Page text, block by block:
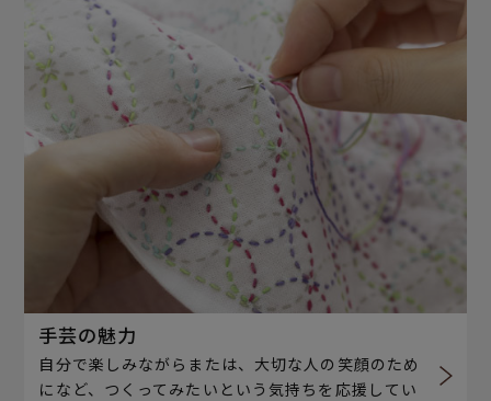
手芸の魅力
自分で楽しみながらまたは、大切な人の笑顔のため
になど、つくってみたいという気持ちを応援してい